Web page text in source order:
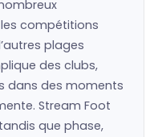
compétitions
plages
des clubs,
dans des moments
Stream Foot
que phase,